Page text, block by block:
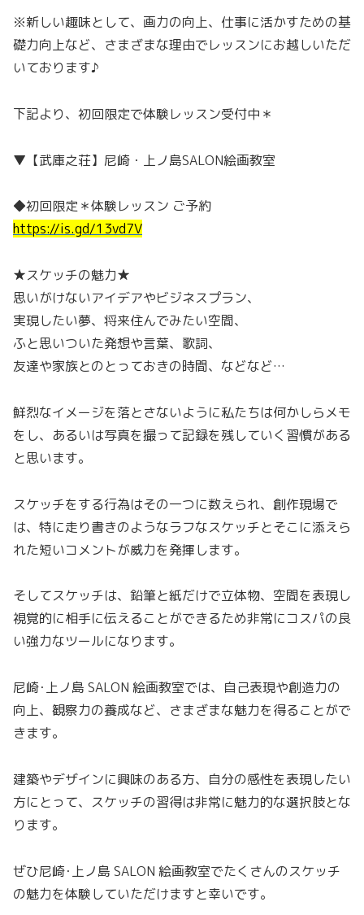
※新しい趣味として、画力の向上、仕事に活かすための基
礎力向上など、さまざまな理由でレッスンにお越しいただ
いております♪
下記より、初回限定で体験レッスン受付中＊
▼【武庫之荘】尼崎・上ノ島SALON絵画教室
◆初回限定＊体験レッスン ご予約
https://is.gd/13vd7V
★スケッチの魅力★
思いがけないアイデアやビジネスプラン、
実現したい夢、将来住んでみたい空間、
ふと思いついた発想や言葉、歌詞、
友達や家族とのとっておきの時間、などなど…
鮮烈なイメージを落とさないように私たちは何かしらメモ
をし、あるいは写真を撮って記録を残していく習慣がある
と思います。
スケッチをする行為はその一つに数えられ、創作現場で
は、特に走り書きのようなラフなスケッチとそこに添えら
れた短いコメントが威力を発揮します。
そしてスケッチは、鉛筆と紙だけで立体物、空間を表現し
視覚的に相手に伝えることができるため非常にコスパの良
い強力なツールになります。
尼崎･上ノ島 SALON 絵画教室では、自己表現や創造力の
向上、観察力の養成など、さまざまな魅力を得ることがで
きます。
建築やデザインに興味のある方、自分の感性を表現したい
方にとって、スケッチの習得は非常に魅力的な選択肢とな
ります。
ぜひ尼崎･上ノ島 SALON 絵画教室でたくさんのスケッチ
の魅力を体験していただけますと幸いです。